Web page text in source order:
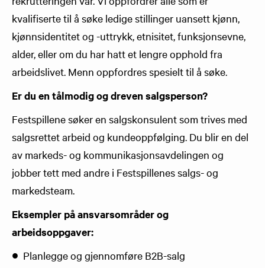
kvalifiserte til å søke ledige stillinger uansett kjønn,
kjønnsidentitet og -uttrykk, etnisitet, funksjonsevne,
alder, eller om du har hatt et lengre opphold fra
arbeidslivet. Menn oppfordres spesielt til å søke.
Er du en tålmodig og dreven salgsperson?
Festspillene søker en salgskonsulent som trives med
salgsrettet arbeid og kundeoppfølging. Du blir en del
av markeds- og kommunikasjonsavdelingen og
jobber tett med andre i Festspillenes salgs- og
markedsteam.
Eksempler på ansvarsområder og
arbeidsoppgaver:
Planlegge og gjennomføre B2B-salg